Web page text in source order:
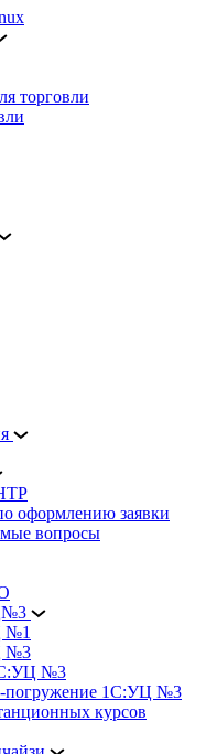
торговли
оформлению заявки
вопросы
№1
№3
№3
погружение 1С:УЦ №3
курсов